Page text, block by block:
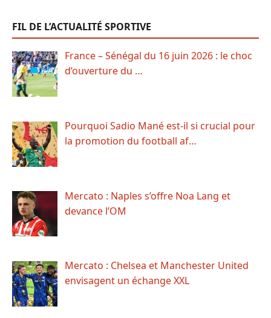
FIL DE L’ACTUALITÉ SPORTIVE
France – Sénégal du 16 juin 2026 : le choc
d’ouverture du …
Pourquoi Sadio Mané est-il si crucial pour
la promotion du football af…
Mercato : Naples s’offre Noa Lang et
devance l’OM
Mercato : Chelsea et Manchester United
envisagent un échange XXL